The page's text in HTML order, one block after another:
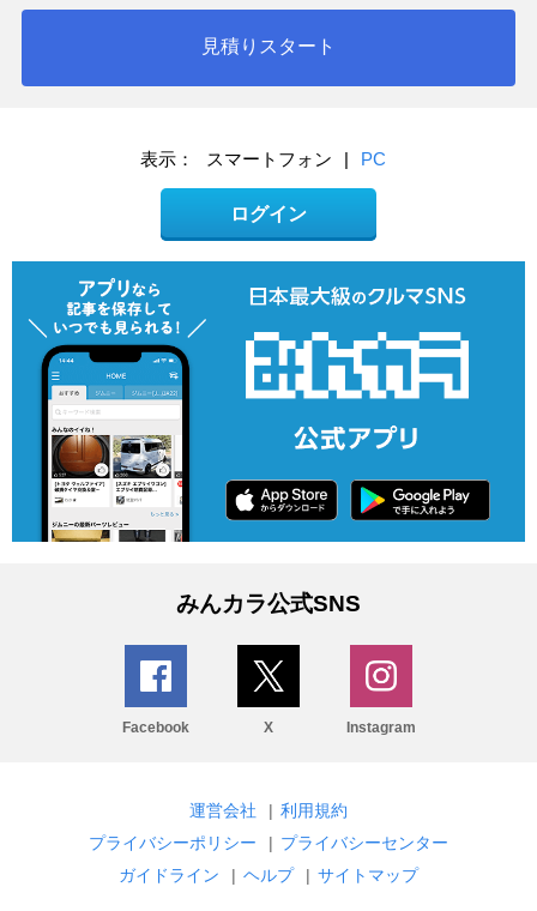
見積りスタート
表示： スマートフォン | PC
ログイン
みんカラ公式SNS
Facebook X Instagram
運営会社 | 利用規約
プライバシーポリシー
| プライバシーセンター
ガイドライン
| ヘルプ | サイトマップ